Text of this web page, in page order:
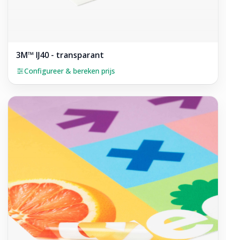
3M™ IJ40 - transparant
Configureer & bereken prijs